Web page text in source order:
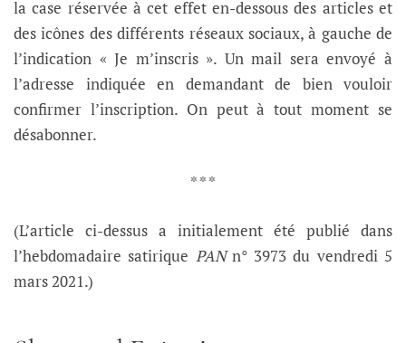
la case réservée à cet effet en-dessous des articles et
des icônes des différents réseaux sociaux, à gauche de
l’indication « Je m’inscris ». Un mail sera envoyé à
l’adresse indiquée en demandant de bien vouloir
confirmer l’inscription. On peut à tout moment se
désabonner.
* * *
(L’article ci-dessus a initialement été publié dans
l’hebdomadaire satirique PANn° 3973 du vendredi 5
mars 2021.)